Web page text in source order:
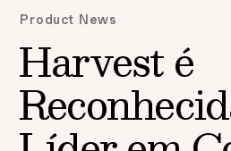
Product News
Harvest é